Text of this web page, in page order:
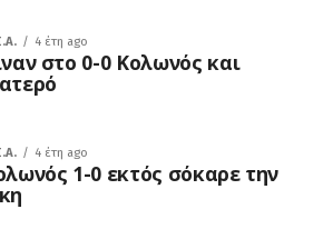
4 έτη ago
στο 0-0 Κολωνός και
4 έτη ago
1-0 εκτός σόκαρε την